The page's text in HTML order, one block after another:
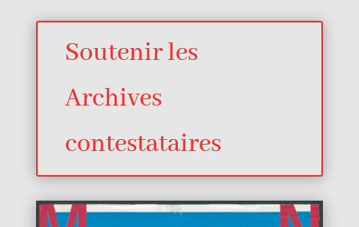
Soutenir les
Archives
contestataires